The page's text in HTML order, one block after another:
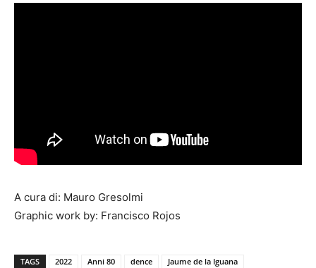
A cura di: Mauro Gresolmi
Graphic work by: Francisco Rojos
TAGS 2022 Anni 80 dence
Jaume de la Iguana